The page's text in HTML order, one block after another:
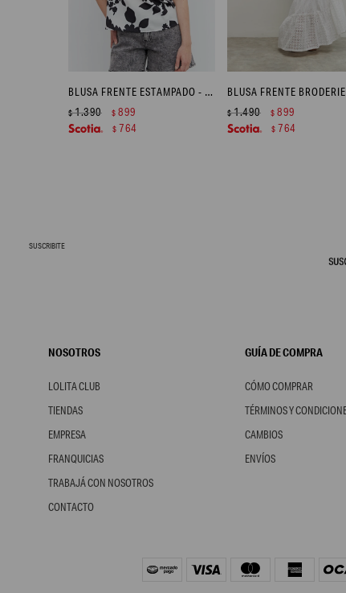
BLUSA FRENTE ESTAMPADO - NEGRO
$1.390 $ 899
$ 764
$1.490 $ 899
$ 764
SUSCRIBITE
NOSOTROS
LOLITA CLUB
TIENDAS
EMPRESA
FRANQUICIAS
TRABAJÁ CON NOSOTROS
CONTACTO
GUÍA DE COMPRA
CÓMO COMPRAR
TÉRMINOS Y
CAMBIOS
ENVÍOS